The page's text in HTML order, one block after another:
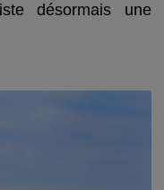
désormais une